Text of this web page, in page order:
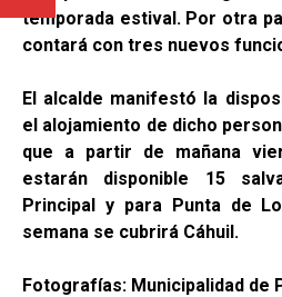
temporada estival. Por otra
contará con tres nuevos
El alcalde manifestó la
el alojamiento de dicho
que a partir de mañana
estarán disponible 15
Principal y para Punta de
semana se cubrirá Cáhuil.
Fotografías: Municipalidad de